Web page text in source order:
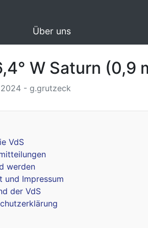
Über uns
W Saturn (0,9
2024 - g.grutzeck
VdS
werden
und Impressum
der VdS